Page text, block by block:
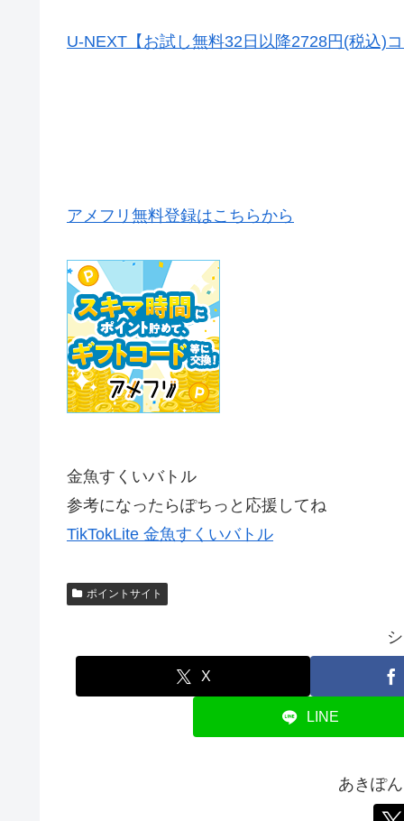
U-NEXT【お試し無料32日以降2728円(税込)
アメフリ無料登録はこちらから
金魚すくいバトル
参考になったらぽちっと応援してね
TikTokLite 金魚すくいバトル
ポイントサイト
X
LINE
あきぽ